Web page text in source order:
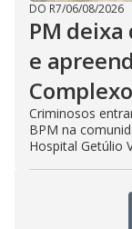
DO R7/06/08/2026
PM
e
Criminosos
BPM na
Hospital Getúlio